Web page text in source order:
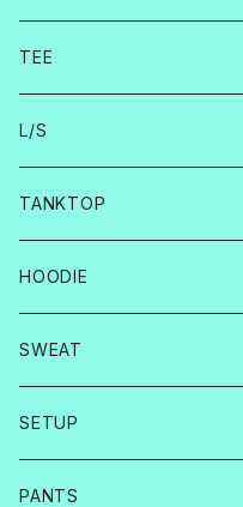
TEE
L/S
TANKTOP
HOODIE
SWEAT
SETUP
PANTS